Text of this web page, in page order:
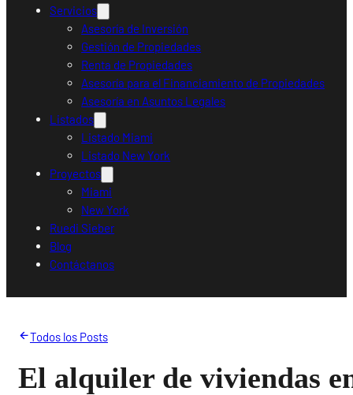
Servicios
Asesoría de Inversión
Gestión de Propiedades
Renta de Propiedades
Asesoría para el Financiamiento de Propiedades
Asesoría en Asuntos Legales
Listados
Listado Miami
Listado New York
Proyectos
Miami
New York
Ruedi Sieber
Blog
Contáctanos
Todos los Posts
El alquiler de viviendas